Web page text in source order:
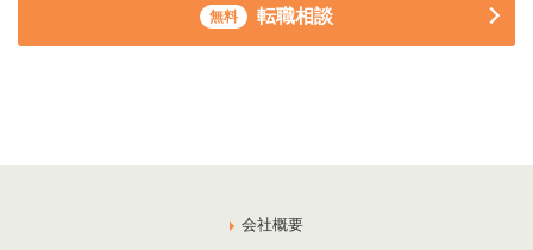
無料 転職相談
会社概要